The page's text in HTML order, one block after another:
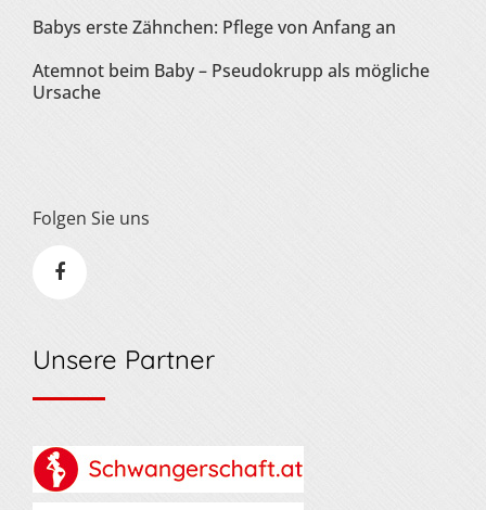
Babys erste Zähnchen: Pflege von Anfang an
Atemnot beim Baby – Pseudokrupp als mögliche
Ursache
Folgen Sie uns
Unsere Partner